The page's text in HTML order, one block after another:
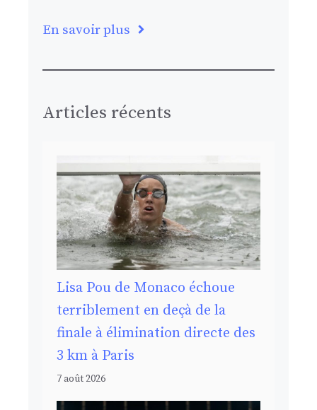
En savoir plus
Articles récents
Lisa Pou de Monaco échoue
terriblement en deçà de la
finale à élimination directe des
3 km à Paris
7 août 2026